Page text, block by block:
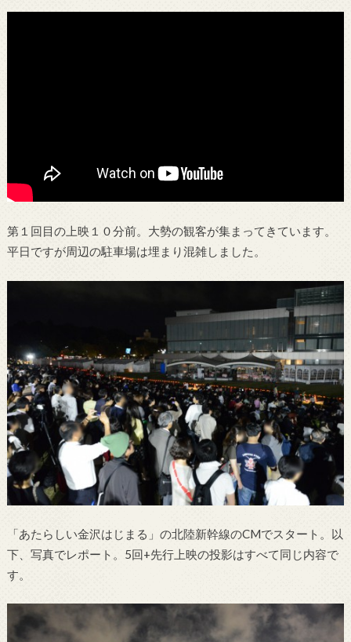
第１回目の上映１０分前。大勢の観客が集まってきています。
平日ですが周辺の駐車場は埋まり混雑しました。
「あたらしい金沢はじまる」の北陸新幹線のCMでスタート。以
下、写真でレポート。5回+先行上映の投影はすべて同じ内容で
す。